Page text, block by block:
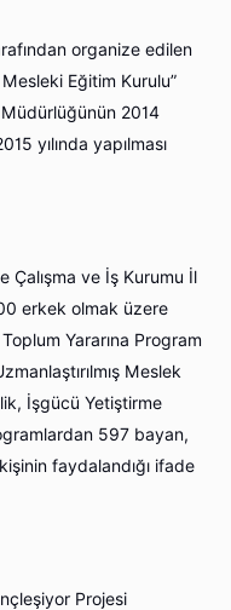
organize edilen
Eğitim Kurulu”
Müdürlüğünün 2014
yılında yapılması
Çalışma ve İş Kurumu İl
erkek olmak üzere
Yararına Program
Meslek
İşgücü Yetiştirme
597 bayan,
faydalandığı ifade
Projesi